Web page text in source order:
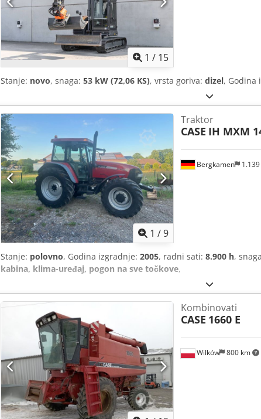
1 / 15
Stanje: novo, snaga: 53 kW (72,06 KS), vrsta goriva: dizel, Godina
1 /9
Bergkamen 1.139
Traktor
CASE IH MXM
Stanje: polovno, Godina izgradnje: 2005, radni sati: 8.900 h,
kabina, klima-uređaj, pogon na sve točkove,
Wilków 800 km
Kombinovati
CASE 1660 E